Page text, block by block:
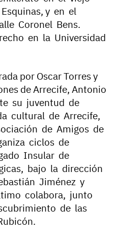
y en el
Coronel Bens.
en la Universidad
por Oscar Torres y
de Arrecife, Antonio
su juventud de
cultural de Arrecife,
de Amigos de
ciclos de
Insular de
bajo la dirección
Jiménez y
colabora, junto
de las